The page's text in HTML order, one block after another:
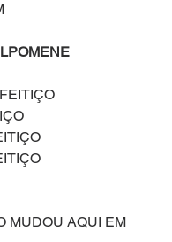
MUDOU AQUI EM